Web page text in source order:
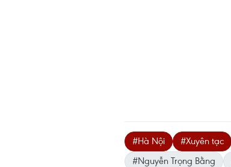
#Hà Nội #Xuyên tạc
#Nguyễn Trọng Bằng